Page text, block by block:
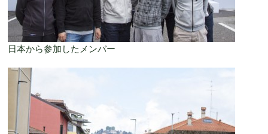
日本から参加したメンバー